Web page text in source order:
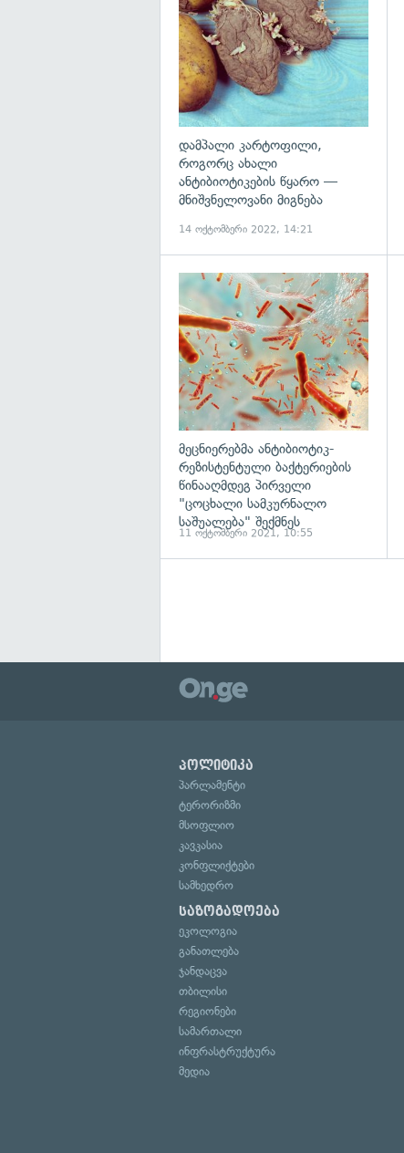
დამპალი კარტოფილი,
როგორც ახალი
ანტიბიოტიკების წყარო —
მნიშვნელოვანი მიგნება
14 ოქტომბერი 2022, 14:21
მეცნიერებმა ანტიბიოტიკ-
რეზისტენტული ბაქტერიების
წინააღმდეგ პირველი
"ცოცხალი სამკურნალო
საშუალება" შექმნეს
11 ოქტომბერი 2021, 10:55
პოლიტიკა
პარლამენტი
ტერორიზმი
მსოფლიო
კავკასია
კონფლიქტები
სამხედრო
საზოგადოება
ეკოლოგია
განათლება
ჯანდაცვა
თბილისი
რეგიონები
სამართალი
ინფრასტრუქტურა
მედია